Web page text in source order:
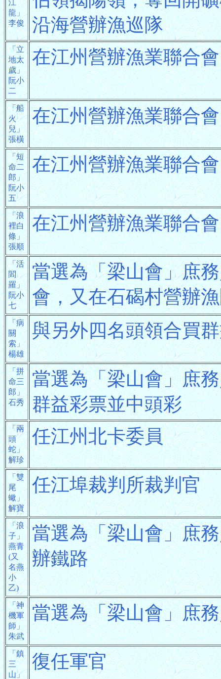
江
龍」
李俊
沿海營辦漁巡隊
「立
地太
歲」
阮小
二
在江州營辦漁業聯合
「船
火
兒」
張橫
在江州營辦漁業聯合會
「短
命二
郎」
阮小
五
在江州營辦漁業聯合
「浪
裡白
條」
張順
在江州營辦漁業聯合會
「活
閻
羅」
阮小
七
當選為「梁山會」庶
會，又在石碣村營辦
「病
關
索」
楊雄
與另外四名頭領合買
「拼
命三
郎」
石秀
當選為「梁山會」庶
群益彩票並中頭彩
「兩
頭
蛇」
解珍
任江州北卡委員
「雙
尾
蠍」
解寶
任江埠裁判所裁判官
「浪
子」
燕青
(又
名燕
小
乙)
當選為「梁山會」庶
辦鐵路
「神
機軍
師」
朱武
當選為「梁山會」庶
「鎮
三
山」
復任軍官